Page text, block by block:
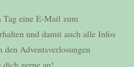
Tag eine E-Mail zum
und damit auch alle Infos
Adventsverlosungen
gerne an!